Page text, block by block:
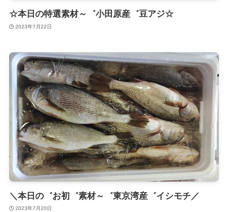
☆本日の特選素材～゛小田原産゛豆アジ☆
2023年7月22日
＼本日の゛お初゛素材～゛東京湾産゛イシモチ／
2023年7月20日